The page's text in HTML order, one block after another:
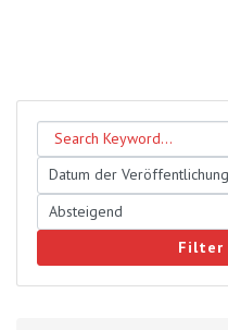
Filter